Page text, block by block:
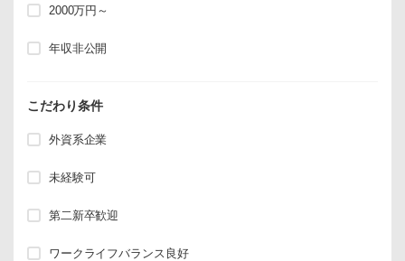
2000万円～
年収非公開
こだわり条件
外資系企業
未経験可
第二新卒歓迎
ワークライフバランス良好